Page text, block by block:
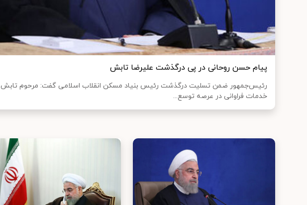
پیام حسن روحانی در پی درگذشت علیرضا تابش
رئیس‌جمهور ضمن تسلیت درگذشت رئیس بنیاد مسکن انقلاب اسلامی گفت: مرحوم تابش
خدمات فراوانی در عرصه توسع...